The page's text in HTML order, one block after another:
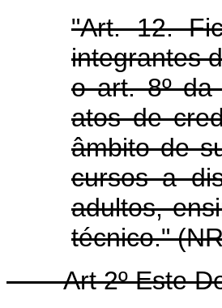
"Art. 12.
integrantes
o art. 8º da
atos de
âmbito de
cursos a
adultos,
técnico."
Art 2º Este